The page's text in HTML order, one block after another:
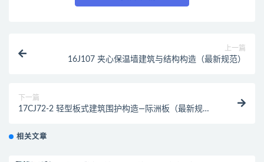
上一篇
16J107 夹心保温墙建筑与结构构造（最新规范）
下一篇
17CJ72-2 轻型板式建筑围护构造—际洲板（最新规
相关文章